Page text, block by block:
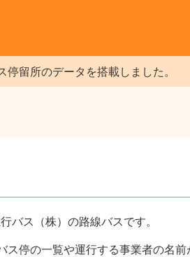
留所のデータを搭載しました。
バス（株）の路線バスです。
停の一覧や運行する事業者の名前